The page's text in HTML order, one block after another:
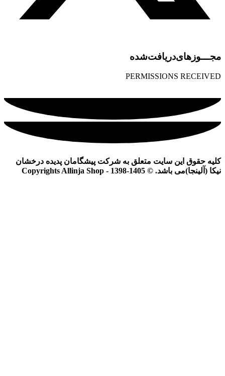
مجـــوز‌های‌دریافت‌شده
PERMISSIONS RECEIVED
کلیه حقوق این سایت متعلق به شرکت پیشگامان پدیده درخشان
نیکا (آلینجا)می باشد. © Copyrights Allinja Shop - 1398-1405